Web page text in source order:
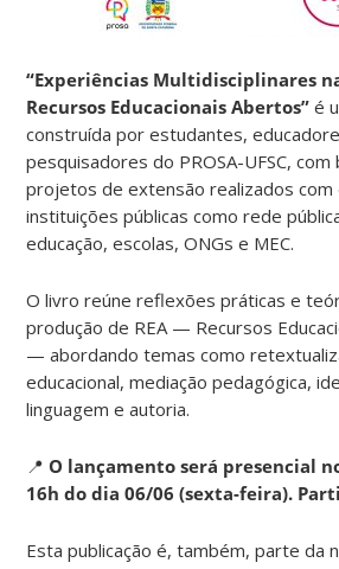
“Experiências Multidisciplinares
Recursos Educacionais Abertos” é
construída por estudantes,
pesquisadores do PROSA-UFSC, com
projetos de extensão realizados
instituições públicas como rede
educação, escolas, ONGs e MEC.
O livro reúne reflexões práticas e
produção de REA — Recursos
— abordando temas como
educacional, mediação pedagógica,
linguagem e autoria.
📍 O lançamento será presencial no
16h do dia 06/06 (sexta-feira).
Esta publicação é, também, parte da